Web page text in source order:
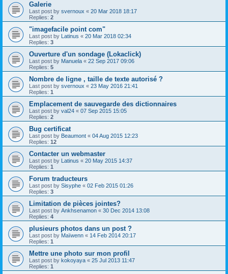
Galerie
Last post by svernoux « 20 Mar 2018 18:17
Replies: 2
"imagefacile point com"
Last post by Latinus « 20 Mar 2018 02:34
Replies: 3
Ouverture d'un sondage (Lokaclick)
Last post by Manuela « 22 Sep 2017 09:06
Replies: 5
Nombre de ligne , taille de texte autorisé ?
Last post by svernoux « 23 May 2016 21:41
Replies: 1
Emplacement de sauvegarde des dictionnaires
Last post by val24 « 07 Sep 2015 15:05
Replies: 2
Bug certificat
Last post by Beaumont « 04 Aug 2015 12:23
Replies: 12
Contacter un webmaster
Last post by Latinus « 20 May 2015 14:37
Replies: 1
Forum traducteurs
Last post by Sisyphe « 02 Feb 2015 01:26
Replies: 3
Limitation de pièces jointes?
Last post by Ankhsenamon « 30 Dec 2014 13:08
Replies: 4
plusieurs photos dans un post ?
Last post by Maïwenn « 14 Feb 2014 20:17
Replies: 1
Mettre une photo sur mon profil
Last post by kokoyaya « 25 Jul 2013 11:47
Replies: 1